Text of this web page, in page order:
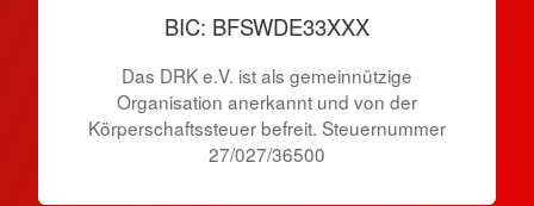
BIC: BFSWDE33XXX
Das DRK e.V. ist als gemeinnützige
Organisation anerkannt und von der
Körperschaftssteuer befreit. Steuernummer
27/027/36500